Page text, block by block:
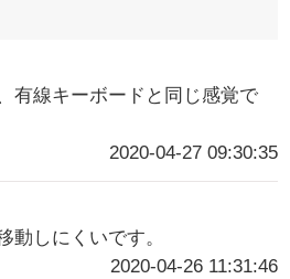
有線キーボードと同じ感覚で
2020-04-27 09:30:35
動しにくいです。
2020-04-26 11:31:46